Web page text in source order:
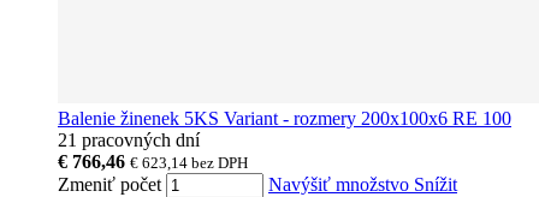
Balenie žinenek 5KS Variant - rozmery 200x100x6 RE 100
21 pracovných dní
€ 766,46 € 623,14 bez DPH
Zmeniť počet Navýšiť množstvo Snížit